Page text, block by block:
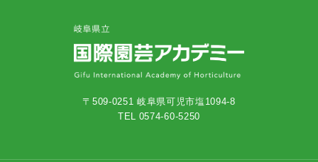
〒509-0251 岐阜県可児市塩1094-8
TEL 0574-60-5250